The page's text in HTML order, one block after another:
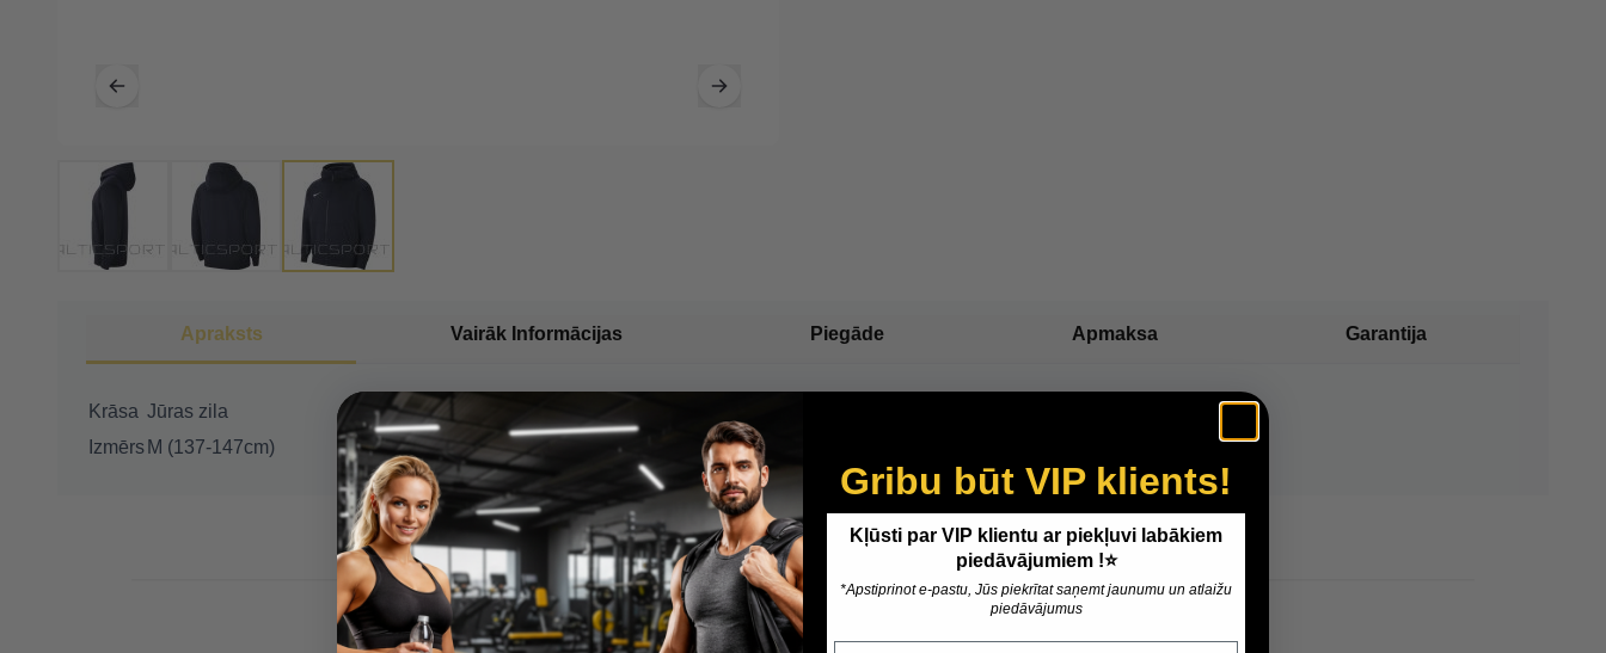
Apraksts Vairāk Informācijas Piegāde Apmaksa Garantija
Krāsa Jūras zila
Izmērs M (137-147cm)
Gribu būt VIP klients!
Kļūsti par VIP klientu ar piekļuvi labākiem
piedāvājumiem !⭐
*Apstiprinot e-pastu, Jūs piekrītat saņemt jaunumu un atlaižu
piedāvājumus